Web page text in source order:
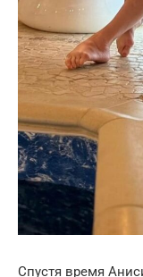
Спустя время